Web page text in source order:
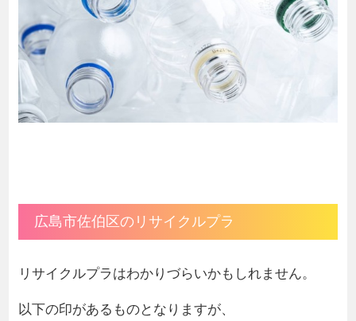
広島市佐伯区のリサイクルプラ
リサイクルプラはわかりづらいかもしれません。
以下の印があるものとなりますが、